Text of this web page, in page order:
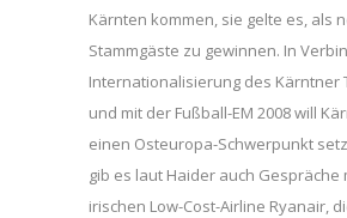
Kärnten kommen, sie gelte es, als
Stammgäste zu gewinnen. In
Internationalisierung des Kärntner
und mit der Fußball-EM 2008 will
einen Osteuropa-Schwerpunkt
gib es laut Haider auch Gespräche
irischen Low-Cost-Airline Ryanair,